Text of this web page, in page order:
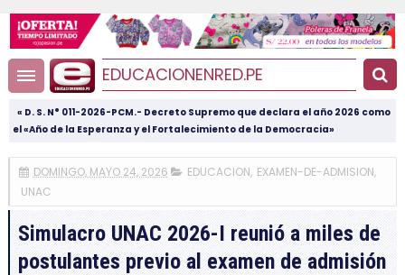
EDUCACIONENRED.PE
« D. S. N° 011-2026-PCM.- Decreto Supremo que declara el año 2026 como
el «Año de la Esperanza y el Fortalecimiento de la Democracia»
DOMINGO, MAYO 24, 2026 EDUCACION, EXAMEN-DE-ADMISION,
UNAC
Simulacro UNAC 2026-I reunió a miles de
postulantes previo al examen de admisión